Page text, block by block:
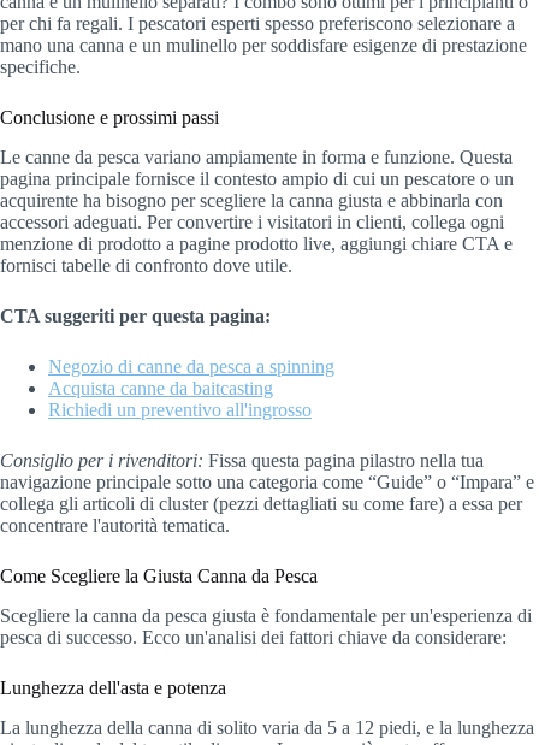
per chi fa regali. I pescatori esperti spesso preferiscono selezionare a
mano una canna e un mulinello per soddisfare esigenze di prestazione
specifiche.
Conclusione e prossimi passi
Le canne da pesca variano ampiamente in forma e funzione. Questa
pagina principale fornisce il contesto ampio di cui un pescatore o un
acquirente ha bisogno per scegliere la canna giusta e abbinarla con
accessori adeguati. Per convertire i visitatori in clienti, collega ogni
menzione di prodotto a pagine prodotto live, aggiungi chiare CTA e
fornisci tabelle di confronto dove utile.
CTA suggeriti per questa pagina:
Negozio di canne da pesca a spinning
Acquista canne da baitcasting
Richiedi un preventivo all'ingrosso
Consiglio per i rivenditori: Fissa questa pagina pilastro nella tua
navigazione principale sotto una categoria come “Guide” o “Impara” e
collega gli articoli di cluster (pezzi dettagliati su come fare) a essa per
concentrare l'autorità tematica.
Come Scegliere la Giusta Canna da Pesca
Scegliere la canna da pesca giusta è fondamentale per un'esperienza di
pesca di successo. Ecco un'analisi dei fattori chiave da considerare:
Lunghezza dell'asta e potenza
La lunghezza della canna di solito varia da 5 a 12 piedi, e la lunghezza